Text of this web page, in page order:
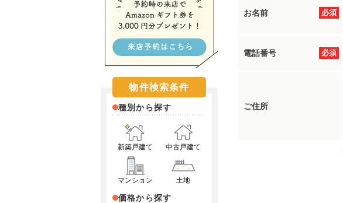
必須
お名前
必須
電話番号
ご住所
物件検索条件
種別から探す
新築戸建て 中古戸建て
マンション 土地
価格から探す